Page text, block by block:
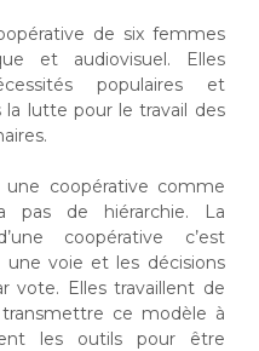
de six femmes
et audiovisuel. Elles
populaires et
la lutte pour le travail des
une coopérative comme
pas de hiérarchie. La
coopérative c’est
une voie et les décisions
vote. Elles travaillent de
ce modèle à
les outils pour être